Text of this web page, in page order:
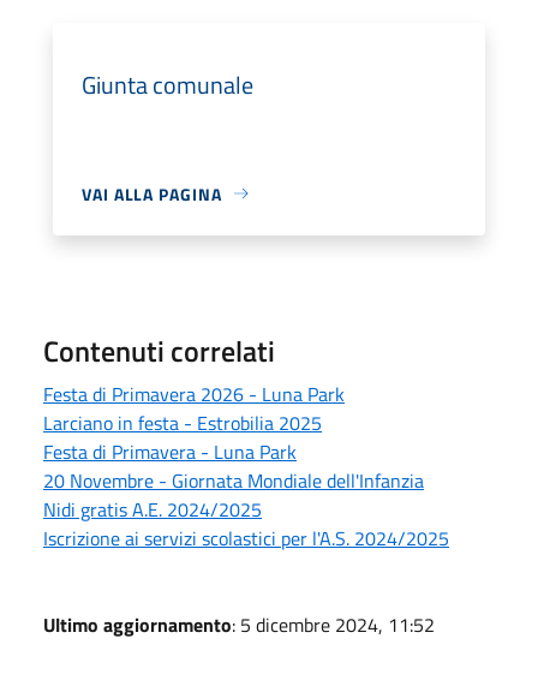
Giunta comunale
VAI ALLA PAGINA
Contenuti correlati
Festa di Primavera 2026 - Luna Park
Larciano in festa - Estrobilia 2025
Festa di Primavera - Luna Park
20 Novembre - Giornata Mondiale dell'Infanzia
Nidi gratis A.E. 2024/2025
Iscrizione ai servizi scolastici per l'A.S. 2024/2025
Ultimo aggiornamento: 5 dicembre 2024, 11:52